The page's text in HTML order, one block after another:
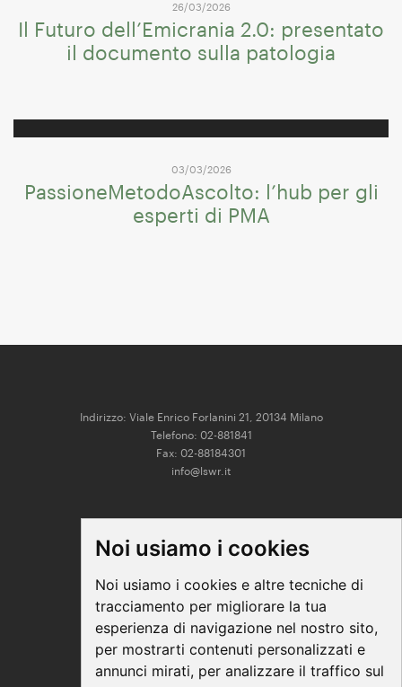
Noi usiamo i cookies
Noi usiamo i cookies e altre tecniche di
tracciamento per migliorare la tua
esperienza di navigazione nel nostro sito,
per mostrarti contenuti personalizzati e
annunci mirati, per analizzare il traffico sul
26/03/2026
Il Futuro dell’Emicrania 2.0: presentato
il documento sulla patologia
03/03/2026
PassioneMetodoAscolto: l’hub per gli
esperti di PMA
Indirizzo: Viale Enrico Forlanini 21, 20134 Milano
Telefono: 02-881841
Fax: 02-88184301
info@lswr.it
Facebook
Youtube